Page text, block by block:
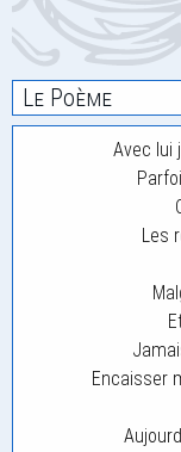
Le Poème
Avec lui
Les
Encaisser